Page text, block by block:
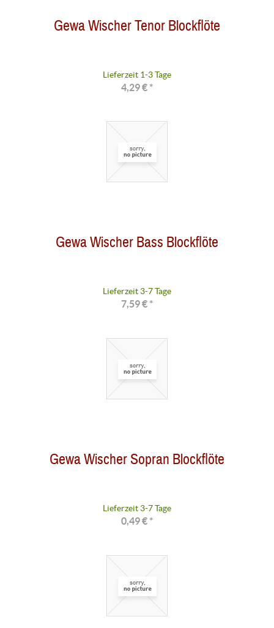
Gewa Wischer Tenor Blockflöte
Lieferzeit 1-3 Tage
4,29 € *
Gewa Wischer Bass Blockflöte
Lieferzeit 3-7 Tage
7,59 € *
Gewa Wischer Sopran Blockflöte
Lieferzeit 3-7 Tage
0,49 € *